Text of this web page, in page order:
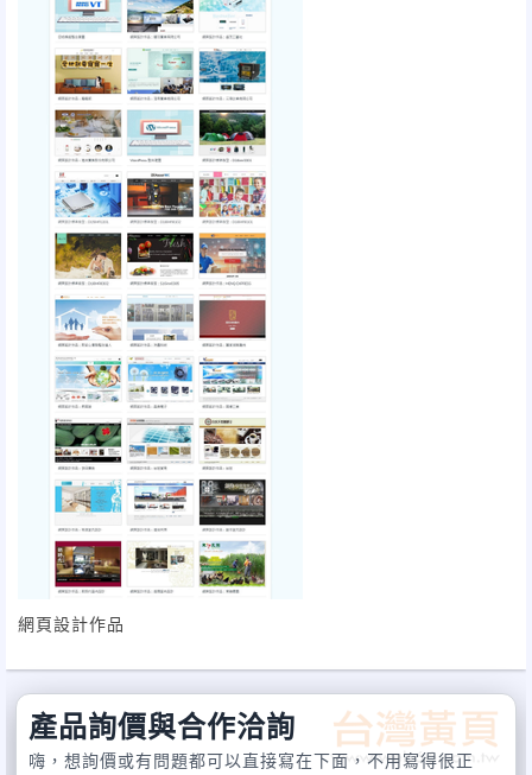
製作快速、經濟實惠
版型加費修改
聯絡表單
後台操作介面
後台資料庫
網頁設計作品
產品詢價與合作洽詢
嗨，想詢價或有問題都可以直接寫在下面，不用寫得很正